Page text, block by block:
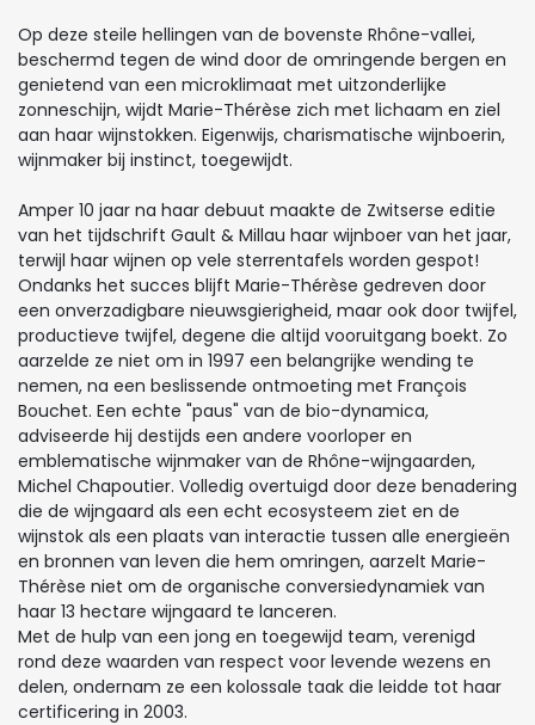
Op deze steile hellingen van de bovenste Rhône-vallei,
beschermd tegen de wind door de omringende bergen en
genietend van een microklimaat met uitzonderlijke
zonneschijn, wijdt Marie-Thérèse zich met lichaam en ziel
aan haar wijnstokken. Eigenwijs, charismatische wijnboerin,
wijnmaker bij instinct, toegewijdt.
Amper 10 jaar na haar debuut maakte de Zwitserse editie
van het tijdschrift Gault & Millau haar wijnboer van het jaar,
terwijl haar wijnen op vele sterrentafels worden gespot!
Ondanks het succes blijft Marie-Thérèse gedreven door
een onverzadigbare nieuwsgierigheid, maar ook door twijfel,
productieve twijfel, degene die altijd vooruitgang boekt. Zo
aarzelde ze niet om in 1997 een belangrijke wending te
nemen, na een beslissende ontmoeting met François
Bouchet. Een echte "paus" van de bio-dynamica,
adviseerde hij destijds een andere voorloper en
emblematische wijnmaker van de Rhône-wijngaarden,
Michel Chapoutier. Volledig overtuigd door deze benadering
die de wijngaard als een echt ecosysteem ziet en de
wijnstok als een plaats van interactie tussen alle energieën
en bronnen van leven die hem omringen, aarzelt Marie-
Thérèse niet om de organische conversiedynamiek van
haar 13 hectare wijngaard te lanceren.
Met de hulp van een jong en toegewijd team, verenigd
rond deze waarden van respect voor levende wezens en
delen, ondernam ze een kolossale taak die leidde tot haar
certificering in 2003.